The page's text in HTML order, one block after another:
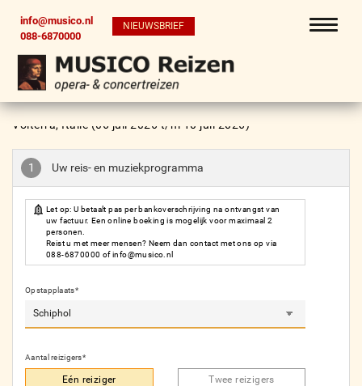
info@musico.nl
088-6870000
NIEUWSBRIEF
Terug
Boek in drie eenvoudige stappen
Volterra, Italië (06 juli 2026 t/m 10 juli 2026)
1 Uw reis- en muziekprogramma
Let op: U betaalt pas per bankoverschrijving na ontvangst van
uw factuur. Een online boeking is mogelijk voor maximaal 2
personen.
Reist u met meer mensen? Neem dan contact met ons op via
088-6870000 ofinfo@musico.nl
Opstapplaats*
Aantal reizigers*
Eén reiziger Twee reizigers